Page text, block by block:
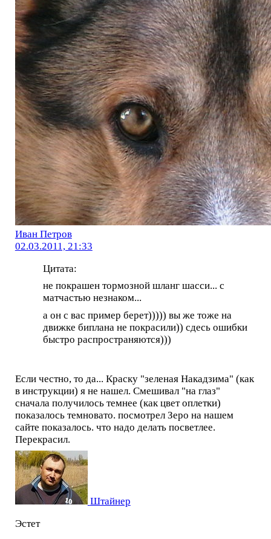
Иван Петров
02.03.2011, 21:33
Цитата:
не покрашен тормозной шланг шасси... с
матчастью незнаком...
а он с вас пример берет))))) вы же тоже на
движке биплана не покрасили)) сдесь ошибки
быстро распространяются)))
Если честно, то да... Краску "зеленая Накадзима" (как
в инструкции) я не нашел. Смешивал "на глаз"
сначала получилось темнее (как цвет оплетки)
показалось темновато. посмотрел Зеро на нашем
сайте показалось. что надо делать посветлее.
Перекрасил.
Штайнер
Эстет